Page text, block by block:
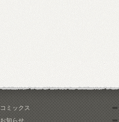
コミックス
お知らせ